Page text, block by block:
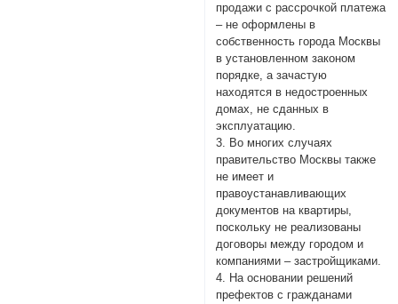
продажи с рассрочкой платежа
– не оформлены в
собственность города Москвы
в установленном законом
порядке, а зачастую
находятся в недостроенных
домах, не сданных в
эксплуатацию.
3. Во многих случаях
правительство Москвы также
не имеет и
правоустанавливающих
документов на квартиры,
поскольку не реализованы
договоры между городом и
компаниями – застройщиками.
4. На основании решений
префектов с гражданами